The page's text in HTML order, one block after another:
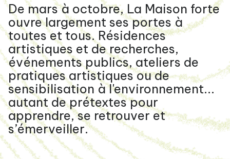
De mars à octobre, La Maison forte
ouvre largement ses portes à
toutes et tous. Résidences
artistiques et de recherches,
événements publics, ateliers de
pratiques artistiques ou de
sensibilisation à l'environnement...
autant de prétextes pour
apprendre, se retrouver et
s’émerveiller.